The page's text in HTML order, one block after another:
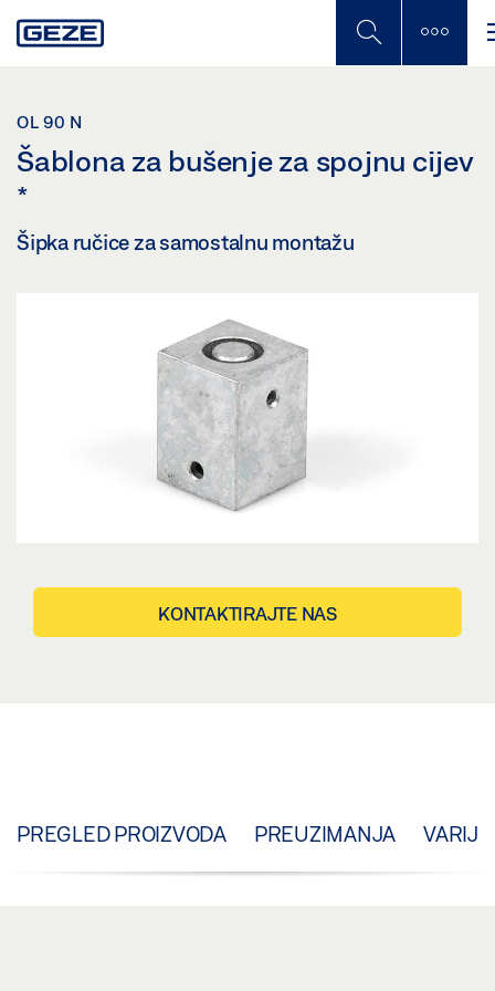
to
OL 90 N
Šablona za bušenje za spojnu cijev
*
Šipka ručice za samostalnu montažu
KONTAKTIRAJTE NAS
PREGLED PROIZVODA PREUZIMANJA